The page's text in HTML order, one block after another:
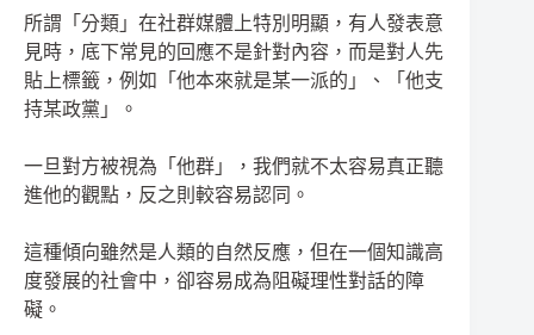
所謂「分類」在社群媒體上特別明顯，有人發表意
見時，底下常見的回應不是針對內容，而是對人先
貼上標籤，例如「他本來就是某一派的」、「他支
持某政黨」。
一旦對方被視為「他群」，我們就不太容易真正聽
進他的觀點，反之則較容易認同。
這種傾向雖然是人類的自然反應，但在一個知識高
度發展的社會中，卻容易成為阻礙理性對話的障
礙。